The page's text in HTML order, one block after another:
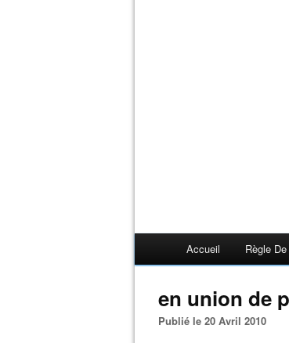
Accueil Règle
en union de
Publié le 20 Avril 2010